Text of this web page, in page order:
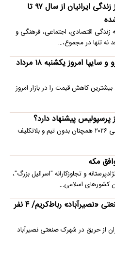
روایت آماری مسعود نیلی از زندگی ایرانیان از سال ۹۷ تا
اقتصادی، اجتماعی، فرهنگی و
قیمت محصولات ایران‌خودرو و سایپا امروز یکشنبه ۱۸ مرداد
با افت ۴۰ میلیونی، بیشترین کاهش قیمت را در بازار امروز
پرسپولیس پیشنهاد دارد؟
یکی از بهترین‌های ایران در جام جهانی ۲۰۲۶ همچنان بدون تیم و بلاتکلیف
مکه
و تجاوزکارانه "اسرائیل بزرگ"،
کشورهای اسلامی…
آتش‌سوزی در یک واحد صنعتی «نصیرآباد» رباط‌کریم/ ۴ نفر
از حریق در شهرک صنعتی نصیرآباد